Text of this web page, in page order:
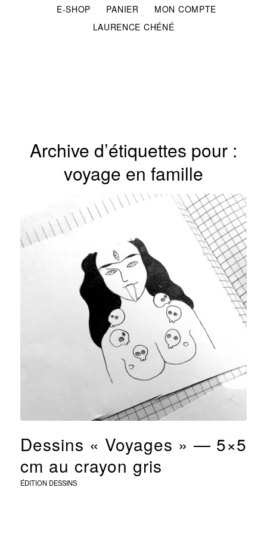
E-SHOP PANIER
MON COMPTE
LAURENCE CHÉNÉ
Archive d’étiquettes pour :
voyage en famille
Dessins « Voyages » — 5×5
cm au crayon gris
ÉDITION DESSINS